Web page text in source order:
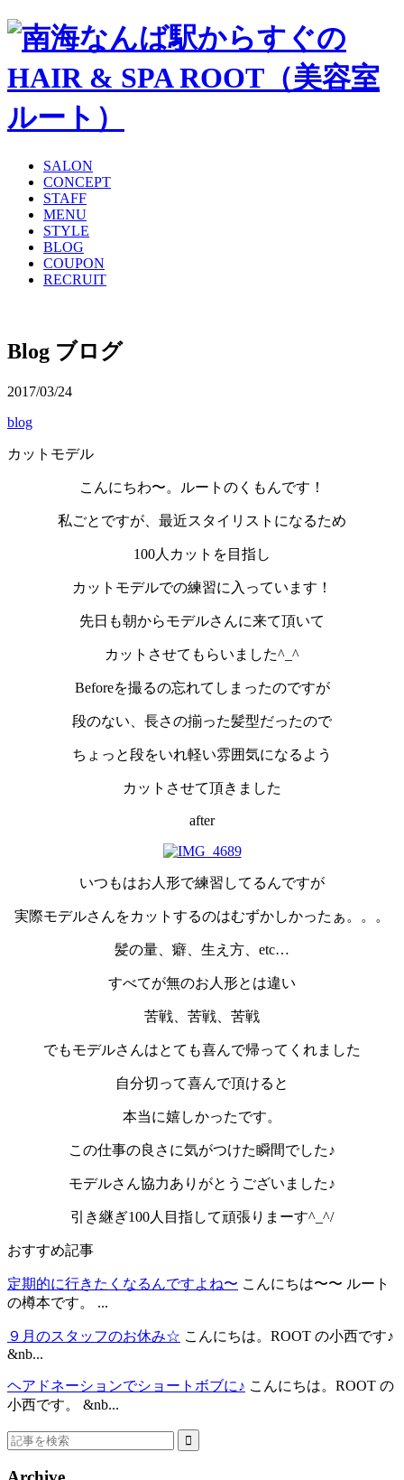
SALON
CONCEPT
STAFF
MENU
STYLE
BLOG
COUPON
RECRUIT
Blog ブログ
2017/03/24
blog
カットモデル
こんにちわ〜。ルートのくもんです！
私ごとですが、最近スタイリストになるため
100人カットを目指し
カットモデルでの練習に入っています！
先日も朝からモデルさんに来て頂いて
カットさせてもらいました^_^
Beforeを撮るの忘れてしまったのですが
段のない、長さの揃った髪型だったので
ちょっと段をいれ軽い雰囲気になるよう
カットさせて頂きました
after
いつもはお人形で練習してるんですが
実際モデルさんをカットするのはむずかしかったぁ。。。
髪の量、癖、生え方、etc…
すべてが無のお人形とは違い
苦戦、苦戦、苦戦
でもモデルさんはとても喜んで帰ってくれました
自分切って喜んで頂けると
本当に嬉しかったです。
この仕事の良さに気がつけた瞬間でした♪
モデルさん協力ありがとうございました♪
引き継ぎ100人目指して頑張りまーす^_^/
おすすめ記事
定期的に行きたくなるんですよね〜 こんにちは〜〜 ルート
の樽本です。 ...
９月のスタッフのお休み☆ こんにちは。ROOT の小西です♪
&nb...
ヘアドネーションでショートボブに♪ こんにちは。ROOT の
小西です。 &nb...